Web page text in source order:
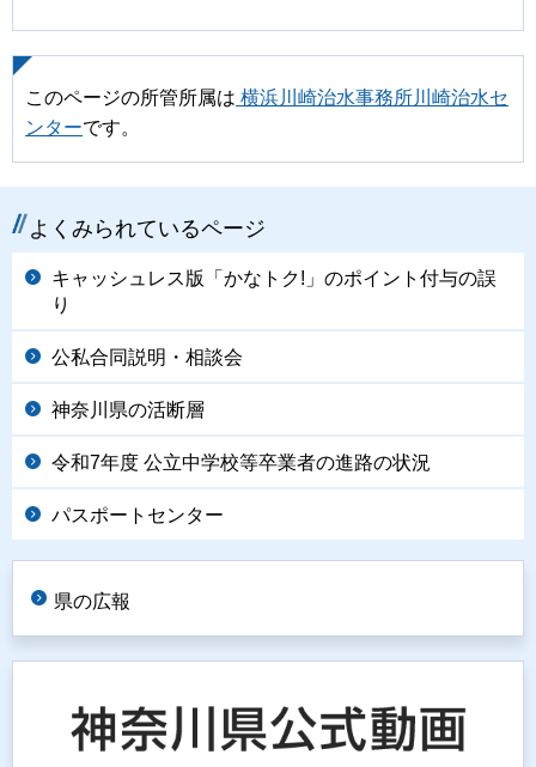
このページの所管所属は 横浜川崎治水事務所川崎治水セ
ンターです。
よくみられているページ
キャッシュレス版「かなトク!」のポイント付与の誤
り
公私合同説明・相談会
神奈川県の活断層
令和7年度 公立中学校等卒業者の進路の状況
パスポートセンター
県の広報